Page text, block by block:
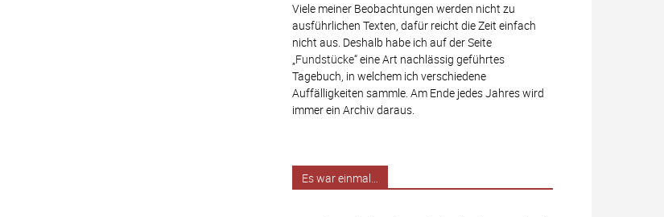
Viele meiner Beobachtungen werden nicht zu
ausführlichen Texten, dafür reicht die Zeit einfach
nicht aus. Deshalb habe ich auf der Seite
„Fundstücke“ eine Art nachlässig geführtes
Tagebuch, in welchem ich verschiedene
Auffälligkeiten sammle. Am Ende jedes Jahres wird
immer ein Archiv daraus.
Es war einmal…